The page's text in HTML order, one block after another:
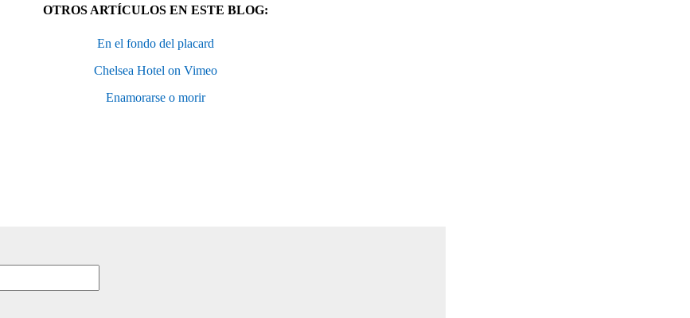
OTROS ARTÍCULOS EN ESTE BLOG:
En el fondo del placard
Chelsea Hotel on Vimeo
Enamorarse o morir